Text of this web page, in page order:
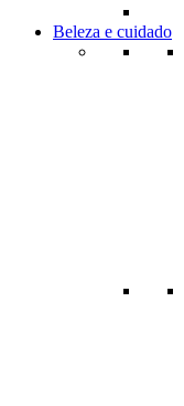
Beleza e cuidado